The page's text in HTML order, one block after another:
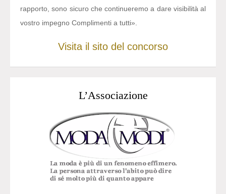
rapporto, sono sicuro che continueremo a dare visibilità al
vostro impegno Complimenti a tutti».
Visita il sito del concorso
L’Associazione